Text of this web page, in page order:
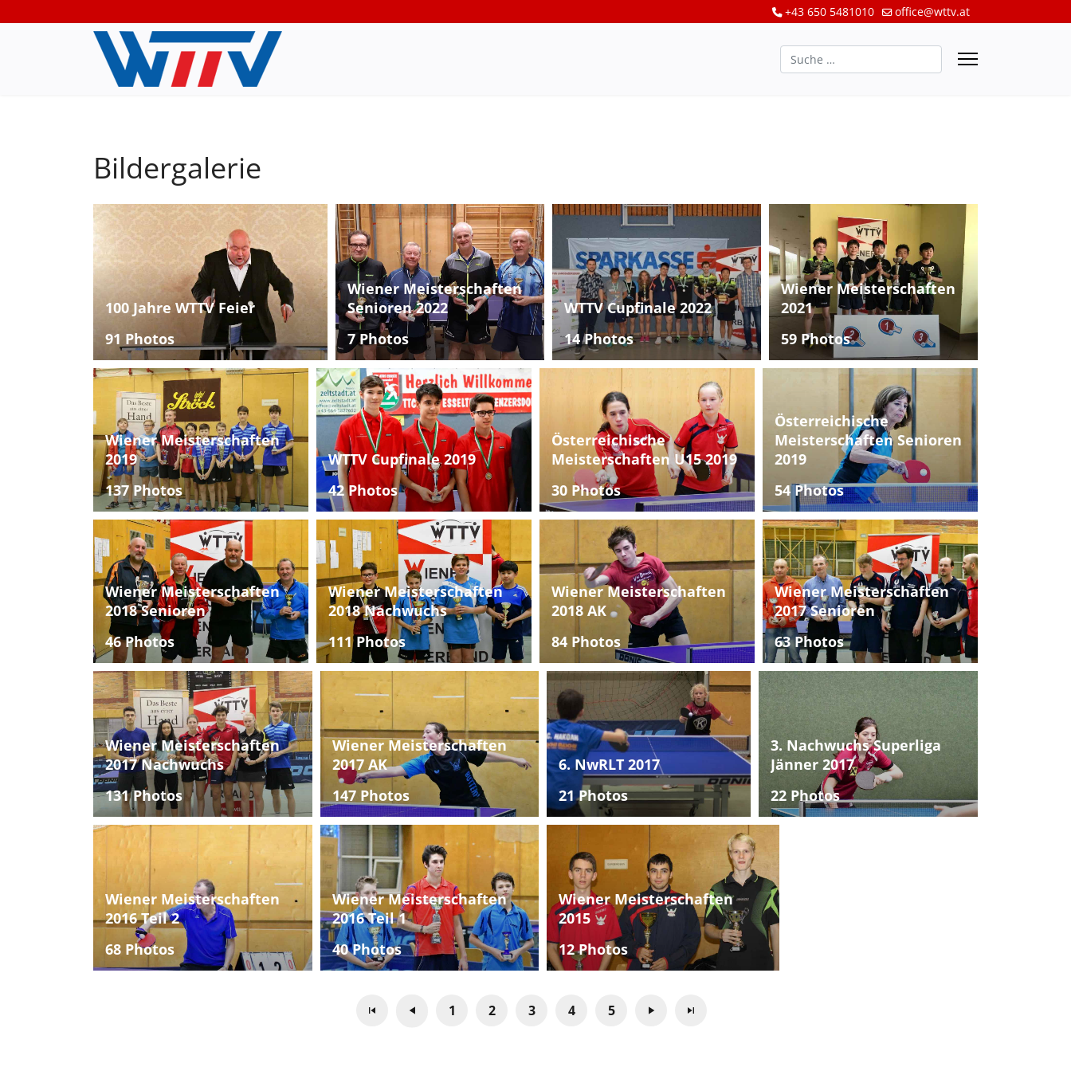
+43 650 5481010 office@wttv.at
Suchen
Bildergalerie
100 Jahre WTTV Feier
91 Photos
Wiener Meisterschaften
Senioren 2022
7 Photos
WTTV Cupfinale 2022
14 Photos
Wiener Meisterschaften
2021
59 Photos
Wiener Meisterschaften
2019
137 Photos
WTTV Cupfinale 2019
42 Photos
Österreichische
Meisterschaften U15 2019
30 Photos
Österreichische
Meisterschaften Senioren
2019
54 Photos
Wiener Meisterschaften
2018 Senioren
46 Photos
Wiener Meisterschaften
2018 Nachwuchs
111 Photos
Wiener Meisterschaften
2018 AK
84 Photos
Wiener Meisterschaften
2017 Senioren
63 Photos
Wiener Meisterschaften
2017 Nachwuchs
131 Photos
Wiener Meisterschaften
2017 AK
147 Photos
6. NwRLT 2017
21 Photos
3. Nachwuchs Superliga
Jänner 2017
22 Photos
Wiener Meisterschaften
2016 Teil 2
68 Photos
Wiener Meisterschaften
2016 Teil 1
40 Photos
Wiener Meisterschaften
2015
12 Photos
1 2 3 4 5